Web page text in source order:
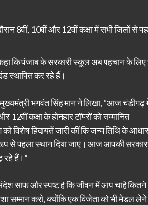
8वीं, 10वीं और 12वीं कक्षा में सभी जिलों से
कि पंजाब के सरकारी स्कूल अब पहचान के लिए
स्थापित कर रहे हैं।
भगवंत सिंह मान ने लिखा, “आज चंडीगढ़ में
12वीं कक्षा के होनहार टॉपरों को सम्मानित
को विशेष हिदायतें जारी कीं कि जन्म तिथि के
रूप से पहला स्थान दिया जाए। आज आपकी
रहे हैं।”
संदेश साफ और स्पष्ट है कि जीवन में आप चाहे
सम्मान करो, क्योंकि एक विजेता को भी मेडल